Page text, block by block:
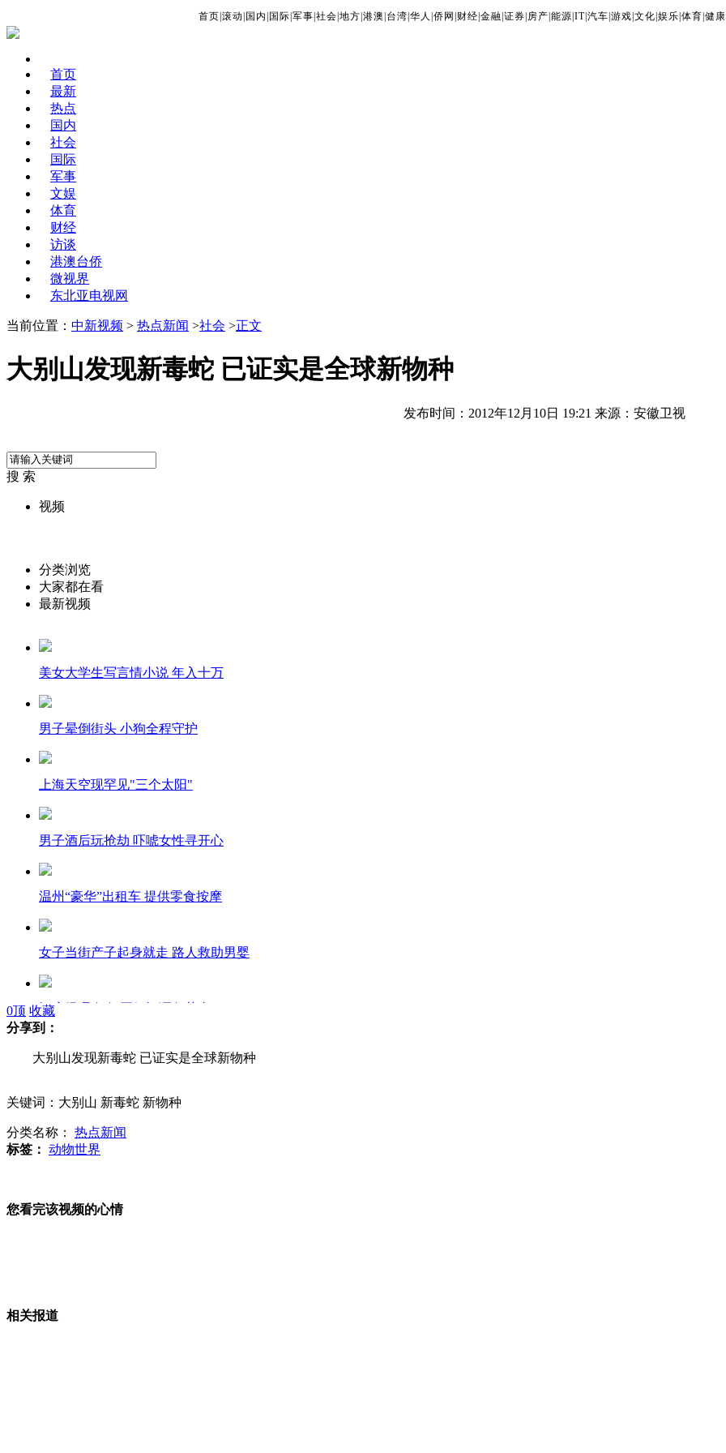
首页 滚动 国内 国际 军事 社会 地方 港澳 台湾 华人 侨网 财经 金融 证券 房产 能源 IT| 汽车 游戏 文化 娱乐 体育 健康
首页
最新
热点
国内
社会
国际
军事
文娱
体育
财经
访谈
港澳台侨
微视界
东北亚电视网
当前位置： 中新视频 > 热点新闻 >社会 >正文
大别山发现新毒蛇 已证实是全球新物种
发布时间：2012年12月10日 19:21 来源：安徽卫视
搜 索
视频
分类浏览
大家都在看
最新视频
美女大学生写言情小说 年入十万
男子晕倒街头 小狗全程守护
上海天空现罕见"三个太阳"
男子酒后玩抢劫 吓唬女性寻开心
温州“豪华”出租车 提供零食按摩
女子当街产子起身就走 路人救助男婴
酒店经理自盗 买假酒调包茅台
民警疑似酒驾肇事逃逸被拘
女孩北京地铁殴打老人 痛下狠手拳打脚踢
0顶 收藏
分享到：
大别山发现新毒蛇 已证实是全球新物种
关键词：大别山 新毒蛇 新物种
分类名称： 热点新闻
标签： 动物世界
您看完该视频的心情
相关报道